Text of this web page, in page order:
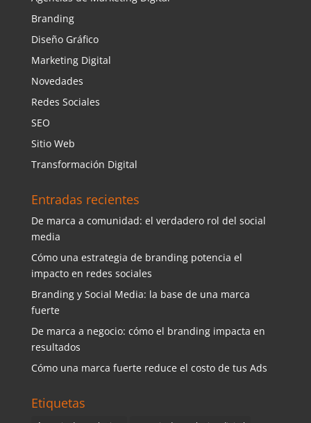
Branding
Diseño Gráfico
Marketing Digital
Novedades
Redes Sociales
SEO
Sitio Web
Transformación Digital
Entradas recientes
De marca a comunidad: el verdadero rol del social
media
Cómo una estrategia de branding potencia el
impacto en redes sociales
Branding y Social Media: la base de una marca
fuerte
De marca a negocio: cómo el branding impacta en
resultados
Cómo una marca fuerte reduce el costo de tus Ads
Etiquetas